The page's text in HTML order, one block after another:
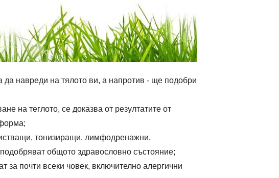
да навреди на тялото ви, а напротив - ще подобри
на теглото, се доказва от резултатите от
тонизиращи, лимфодренажни,
общото здравословно състояние;
за почти всеки човек, включително алергични